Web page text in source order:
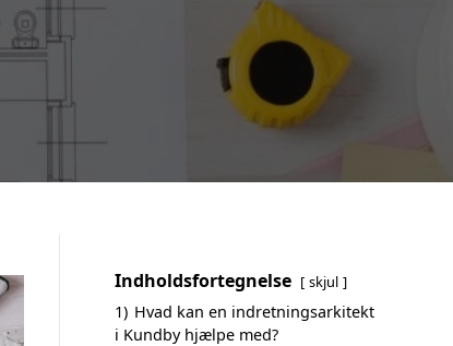
Indholdsfortegnelse skjul
1) Hvad kan en indretningsarkitekt
i Kundby hjælpe med?